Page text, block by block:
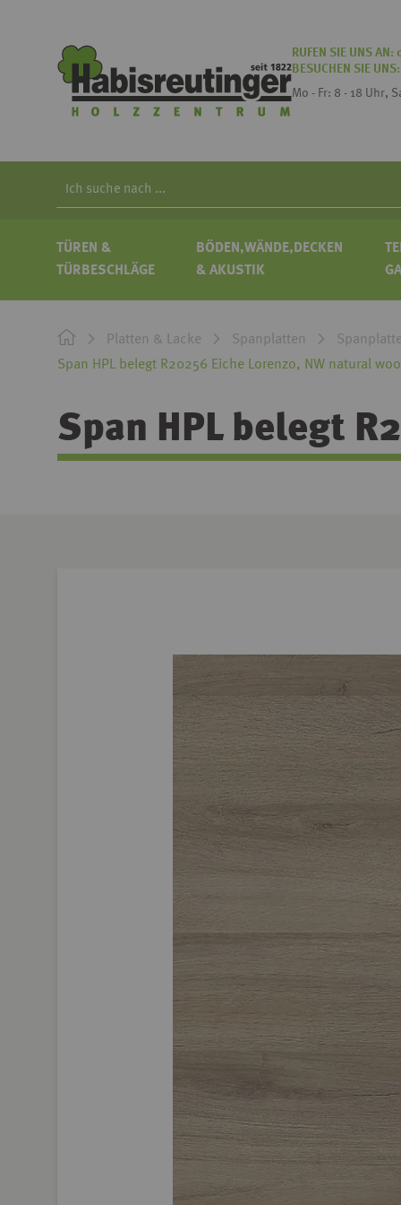
RUFEN SIE UNS AN:
BESUCHEN SIE UNS:
Mo - Fr: 8 - 18 Uhr,
Search
TÜREN &
TÜRBESCHLÄGE
BÖDEN,WÄNDE,DECKEN
& AKUSTIK
Platten & Lacke Spanplatten
Span HPL belegt R20256 Eiche Lorenzo, NW natural
Span HPL belegt